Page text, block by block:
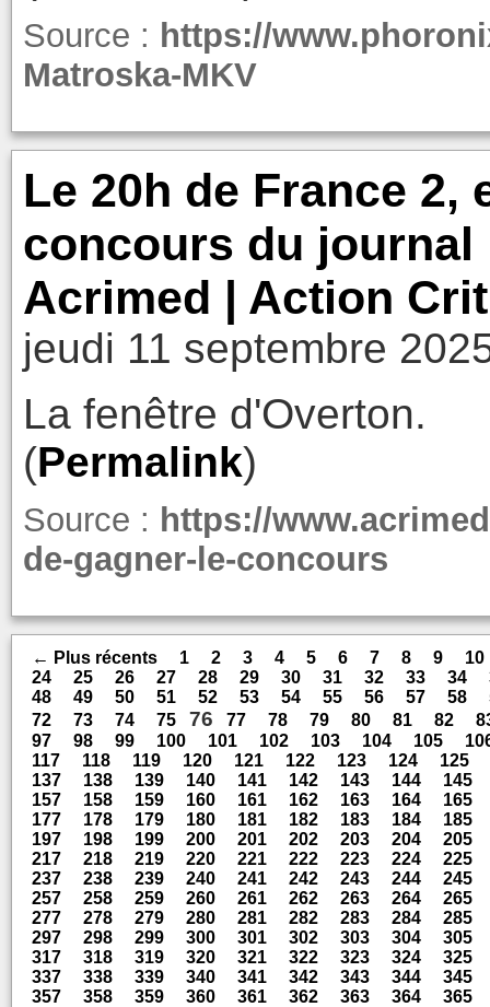
Source : https://
Matroska-MKV
Le 20h de France 2,
concours du
Acrimed | Action
jeudi 11 septembre
La fenêtre d'Overton.
(Permalink)
Source : https://
de-gagner-le-concours
← Plus récents 1 2 3 4 5 6 7 8 9
10
24
25 26 27 28 29 30 31 32 33 34
48
49 50 51 52 53 54 55 56 57 58
72
73 74 75 76 77 78 79 80 81 82
97
98 99 100 101 102 103 104 105
117
118 119 120 121 122 123 124
125
137
138 139 140 141 142 143 144
145
157
158 159 160 161 162 163 164
165
177
178 179 180 181 182 183 184
185
197
198 199 200 201 202 203 204
205
217
218 219 220 221 222 223 224
225
237
238 239 240 241 242 243 244
245
257
258 259 260 261 262 263 264
265
277
278 279 280 281 282 283 284
285
297
298 299 300 301 302 303 304
305
317
318 319 320 321 322 323 324
325
337
338 339 340 341 342 343 344
345
357
358 359 360 361 362 363 364
365